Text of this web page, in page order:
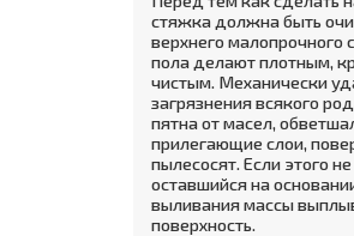
стяжка должна быть
верхнего малопроч­ного
пола делают плотным,
чистым. Механически
загрязнения всякого
пятна от масел,
прилегающие слои,
пылесосят. Если это­го
оставшийся на
выливания массы
поверхность.